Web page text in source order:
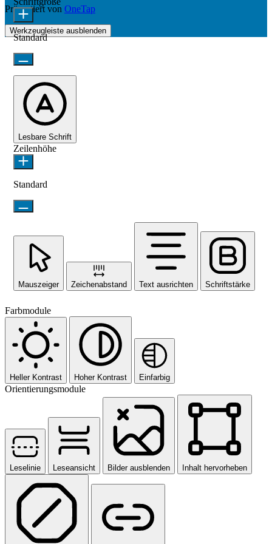
Präsentiert von OneTap
Werkzeugleiste ausblenden
Standard
Lesbare Schrift
Zeilenhöhe
Standard
Mauszeiger Zeichenabstand Text ausrichten Schriftstärke
Farbmodule
Heller Kontrast Hoher Kontrast Einfarbig
Orientierungsmodule
Leselinie Leseansicht Bilder ausblenden Inhalt hervorheben